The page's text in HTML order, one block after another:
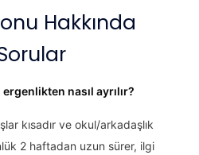
Hakkında
nasıl ayrılır?
kısadır ve okul/arkadaşlık
2 haftadan uzun sürer, ilgi